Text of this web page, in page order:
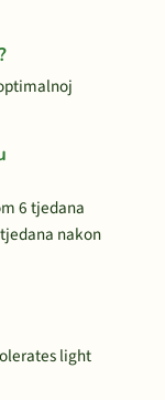
6 tjedana
nakon
light